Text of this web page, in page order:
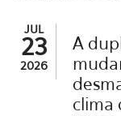
JUL
23
2026
A
clima